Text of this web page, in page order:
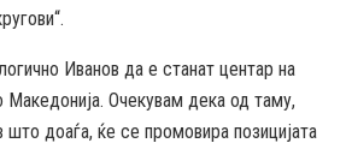
Иванов да е станат центар на
Македонија. Очекувам дека од таму,
доаѓа, ќе се промовира позицијата